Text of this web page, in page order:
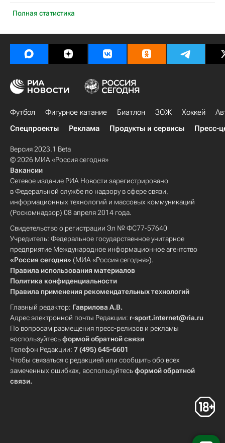
Полная статистика
Футбол Фигурное катание Биатлон ЗОЖ Хоккей
Спецпроекты
Реклама Продукты и сервисы Пресс-
Версия 2023.1 Beta
© 2026 МИА «Россия сегодня»
Вакансии
Сетевое издание РИА Новости зарегистрировано
в Федеральной службе по надзору в сфере связи,
информационных технологий и массовых коммуникаций
(Роскомнадзор) 08 апреля 2014 года.
Свидетельство о регистрации Эл № ФС77-57640
Учредитель: Федеральное государственное унитарное
предприятие Международное информационное агентство
«Россия сегодня» (МИА «Россия сегодня»).
Правила использования материалов
Политика конфиденциальности
Правила применения рекомендательных технологий
Главный редактор: Гаврилова А.В.
Адрес электронной почты Редакции: r-sport.internet@ria.ru
По вопросам размещения пресс-релизов и рекламы
воспользуйтесьформой обратной связи
Телефон Редакции: 7 (495) 645-6601
Чтобы связаться с редакцией или сообщить обо всех
замеченных ошибках, воспользуйтесьформой обратной
связи.